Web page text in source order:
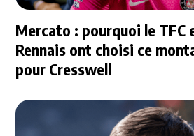
Mercato : pourquoi le TFC
Rennais ont choisi ce
pour Cresswell